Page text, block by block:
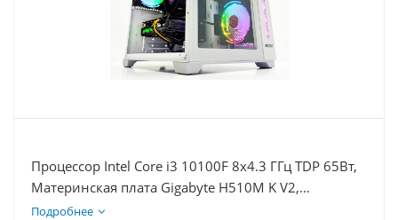
Процессор Intel Core i3 10100F 8x4.3 ГГц TDP 65Вт,
Материнская плата Gigabyte H510M K V2,
Видеокарта RTX 4080 16Гб, Память DDR4 16Gb,
Подробнее